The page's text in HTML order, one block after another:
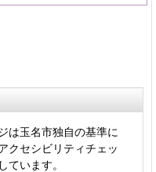
は玉名市独自の基準に
クセシビリティチェッ
ています。